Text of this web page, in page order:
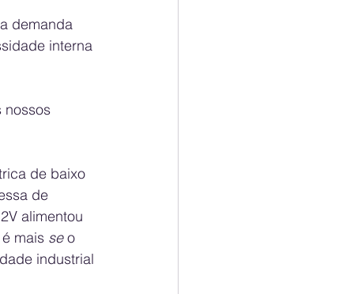
demanda
interna
nossos
de baixo
de
alimentou
mais se o
industrial